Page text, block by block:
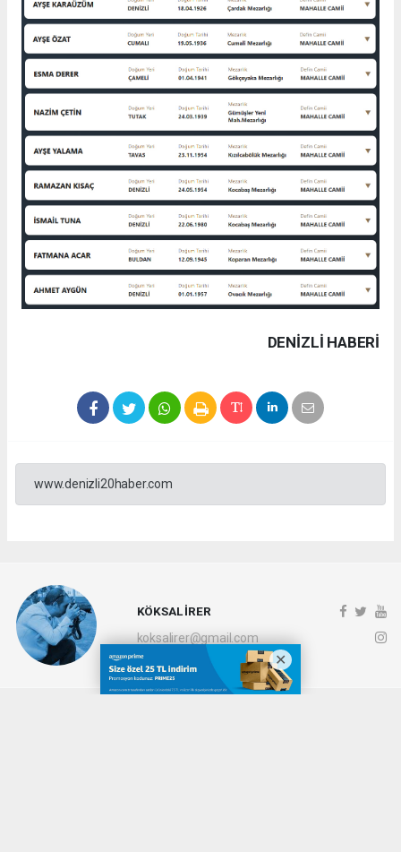
DENIZLI HABERİ
www.denizli20haber.com
KÖKSAL İRER
koksalirer@gmail.com